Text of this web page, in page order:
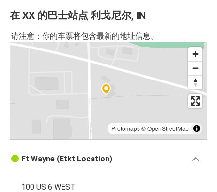
在 XX 的巴士站点 利戈尼尔, IN
请注意：你的车票将包含最新的地址信息。
Protomaps©OpenStreetMap
Ft Wayne (Etkt Location)
100 US 6 WEST